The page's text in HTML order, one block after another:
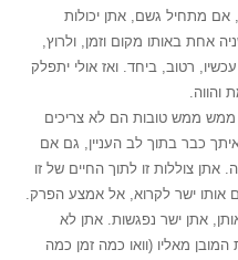
מתחיל גשם, אתן יכולות
אחת באותו מקום וזמן, ולרוץ,
רטוב, ביחד. ואז אולי יתפלק
והווה.
ממש טובות הם לא צריכים
כבר בתוך לב העניין, גם אם
צוללות זו לתוך החיים של זו
אותו ישר לקרוא, אל אמצע הפרק.
אתן ישר נפגשות. אתן לא
מאליו (וואו כמה זמן כמה